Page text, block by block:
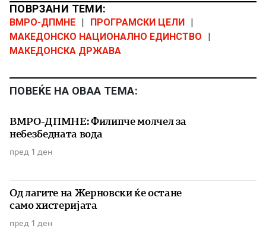
ПОВРЗАНИ ТЕМИ:
ВМРО-ДПМНЕ ПРОГРАМСКИ ЦЕЛИ
МАКЕДОНСКО НАЦИОНАЛНО ЕДИНСТВО
МАКЕДОНСКА ДРЖАВА
ПОВЕЌЕ НА ОВАА ТЕМА:
ВМРО-ДПМНЕ: Филипче молчел за
небезбедната вода
пред 1 ден
Од лагите на Жерновски ќе остане
само хистеријата
пред 1 ден